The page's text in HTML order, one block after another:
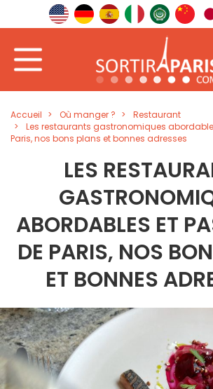
Accueil Où manger ?
Restaurant
Les restaurants gastronomiques
Paris, nos bons plans et bonnes adresses
LES
ABORDABLES ET
DE PARIS, NOS
ET BONNES